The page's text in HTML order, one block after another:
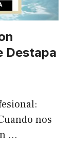
Destapa
nos
…